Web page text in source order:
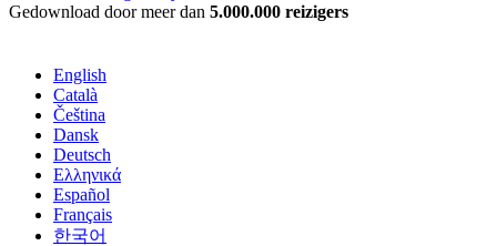
Gedownload door meer dan 5.000.000 reizigers
English
Català
Čeština
Dansk
Deutsch
Ελληνικά
Español
Français
한국어